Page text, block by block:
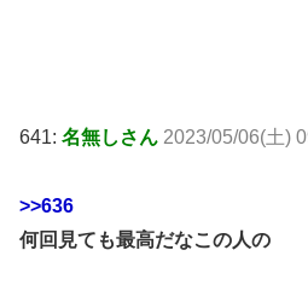
641: 名無しさん 2023/05/06(土)
>>636
何回見ても最高だなこの人の